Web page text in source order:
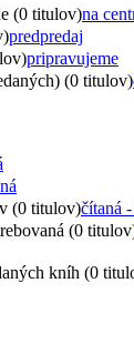
(0 titulov)na
predpredaj
pripravujeme
(0 titulov)
(0 titulov)čítaná
(0
kníh (0